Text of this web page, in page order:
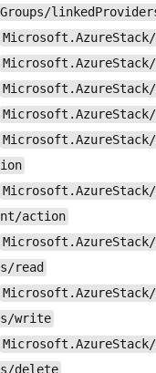
Groups/
ion
Microsoft.AzureStack/
nt/action
s/read
s/write
s/delete